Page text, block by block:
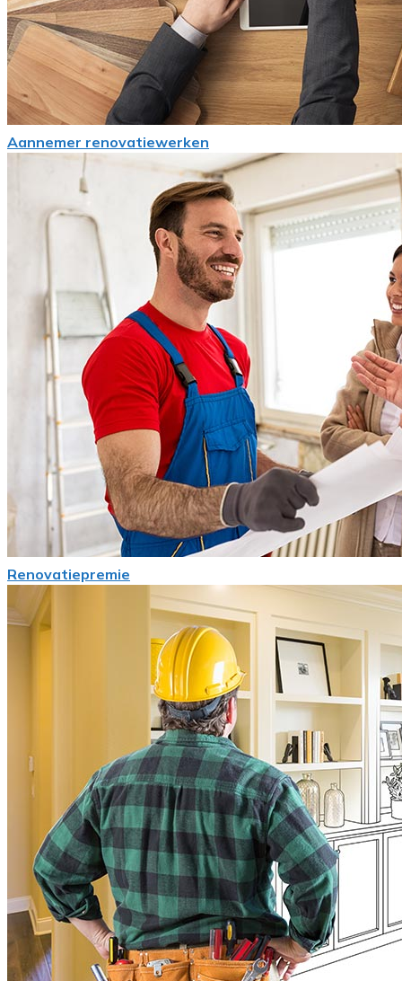
Aannemer renovatiewerken
Renovatiepremie